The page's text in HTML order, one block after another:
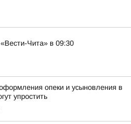
«Вести-Чита» в 09:30
опеки и усыновления в
упростить